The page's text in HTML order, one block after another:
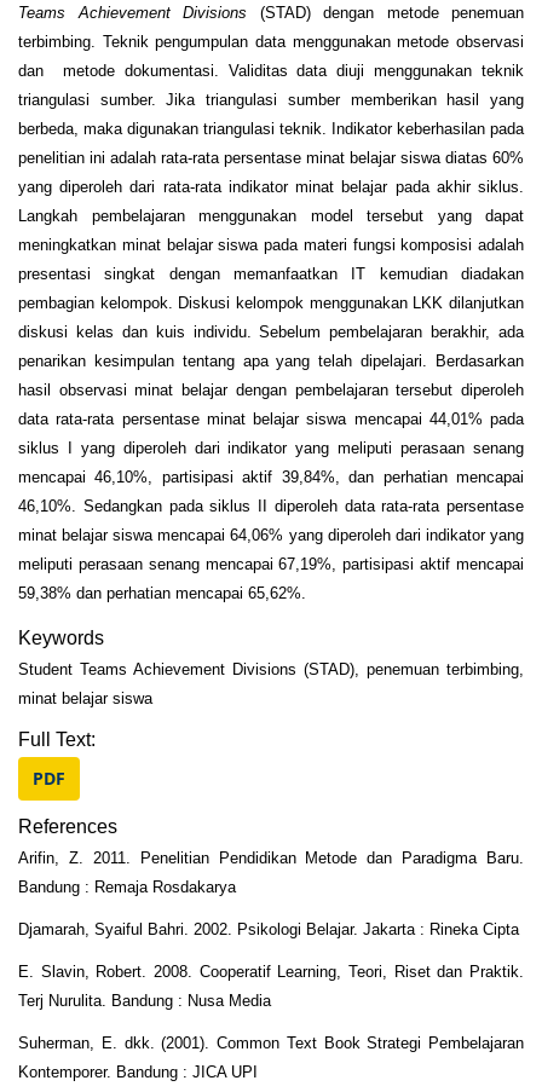
Teams Achievement Divisions (STAD) dengan metode penemuan
terbimbing. Teknik pengumpulan data menggunakan metode observasi
dan metode dokumentasi. Validitas data diuji menggunakan teknik
triangulasi sumber. Jika triangulasi sumber memberikan hasil yang
berbeda, maka digunakan triangulasi teknik. Indikator keberhasilan pada
penelitian ini adalah rata-rata persentase minat belajar siswa diatas 60%
yang diperoleh dari rata-rata indikator minat belajar pada akhir siklus.
Langkah pembelajaran menggunakan model tersebut yang dapat
meningkatkan minat belajar siswa pada materi fungsi komposisi adalah
presentasi singkat dengan memanfaatkan IT kemudian diadakan
pembagian kelompok. Diskusi kelompok menggunakan LKK dilanjutkan
diskusi kelas dan kuis individu. Sebelum pembelajaran berakhir, ada
penarikan kesimpulan tentang apa yang telah dipelajari. Berdasarkan
hasil observasi minat belajar dengan pembelajaran tersebut diperoleh
data rata-rata persentase minat belajar siswa mencapai 44,01% pada
siklus I yang diperoleh dari indikator yang meliputi perasaan senang
mencapai 46,10%, partisipasi aktif 39,84%, dan perhatian mencapai
46,10%. Sedangkan pada siklus II diperoleh data rata-rata persentase
minat belajar siswa mencapai 64,06% yang diperoleh dari indikator yang
meliputi perasaan senang mencapai 67,19%, partisipasi aktif mencapai
59,38% dan perhatian mencapai 65,62%.
Keywords
Student Teams Achievement Divisions (STAD), penemuan terbimbing,
minat belajar siswa
Full Text:
PDF
References
Arifin, Z. 2011. Penelitian Pendidikan Metode dan Paradigma Baru.
Bandung : Remaja Rosdakarya
Djamarah, Syaiful Bahri. 2002. Psikologi Belajar. Jakarta : Rineka Cipta
E. Slavin, Robert. 2008. Cooperatif Learning, Teori, Riset dan Praktik.
Terj Nurulita. Bandung : Nusa Media
Suherman, E. dkk. (2001). Common Text Book Strategi Pembelajaran
Kontemporer. Bandung : JICA UPI